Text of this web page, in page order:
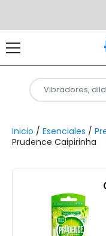
Inicio / Esenciales /
Prudence Caipirinha